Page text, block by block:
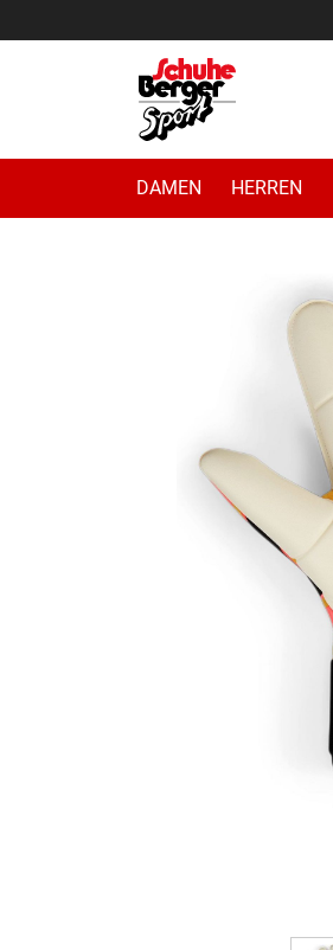
DAMEN HERREN